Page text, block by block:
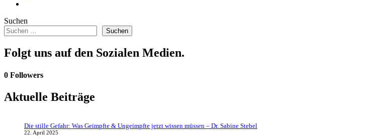
Suchen
Suchen
Folgt uns auf den Sozialen Medien.
0 Followers
Aktuelle Beiträge
Die stille Gefahr: Was Geimpfte & Ungeimpfte jetzt wissen müssen – Dr. Sabine Stebel
22. April 2025